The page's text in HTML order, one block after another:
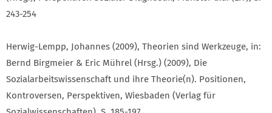
243-254
Herwig-Lempp, Johannes (2009), Theorien sind Werkzeuge, in:
Bernd Birgmeier & Eric Mührel (Hrsg.) (2009), Die
Sozialarbeitswissenschaft und ihre Theorie(n). Positionen,
Kontroversen, Perspektiven, Wiesbaden (Verlag für